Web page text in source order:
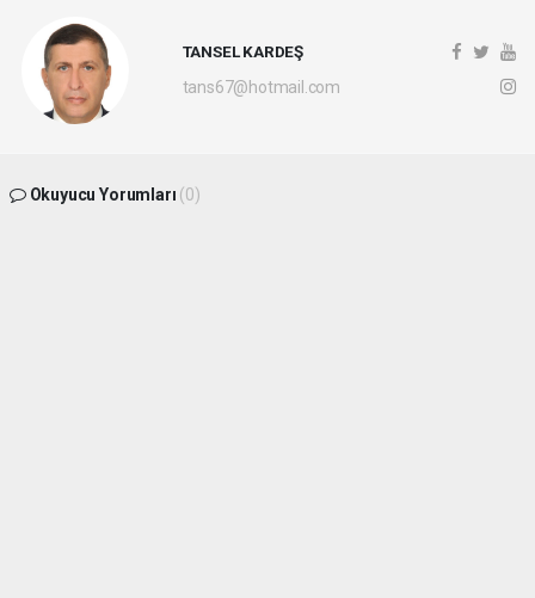
TANSEL KARDEŞ
tans67@hotmail.com
Okuyucu Yorumları (0)